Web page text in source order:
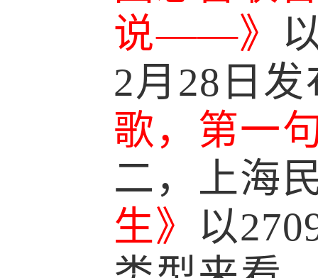
说——》
2月28日发
歌，第一
二，上海
生》 以